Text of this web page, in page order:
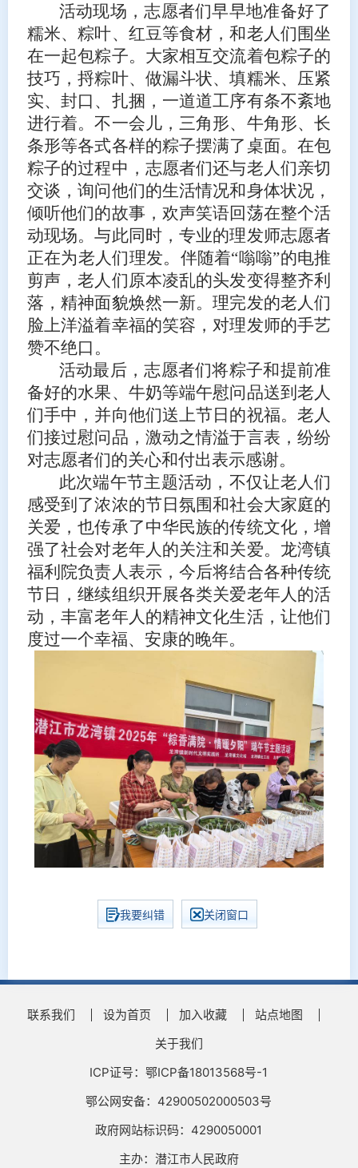
活动现场，志愿者们早早地准备好了
糯米、粽叶、红豆等食材，和老人们围坐
在一起包粽子。大家相互交流着包粽子的
技巧，捋粽叶、做漏斗状、填糯米、压紧
实、封口、扎捆，一道道工序有条不紊地
进行着。不一会儿，三角形、牛角形、长
条形等各式各样的粽子摆满了桌面。在包
粽子的过程中，志愿者们还与老人们亲切
交谈，询问他们的生活情况和身体状况，
倾听他们的故事，欢声笑语回荡在整个活
动现场。与此同时，专业的理发师志愿者
正在为老人们理发。伴随着“嗡嗡”的电推
剪声，老人们原本凌乱的头发变得整齐利
落，精神面貌焕然一新。理完发的老人们
脸上洋溢着幸福的笑容，对理发师的手艺
赞不绝口。
活动最后，志愿者们将粽子和提前准
备好的水果、牛奶等端午慰问品送到老人
们手中，并向他们送上节日的祝福。老人
们接过慰问品，激动之情溢于言表，纷纷
对志愿者们的关心和付出表示感谢。
此次端午节主题活动，不仅让老人们
感受到了浓浓的节日氛围和社会大家庭的
关爱，也传承了中华民族的传统文化，增
强了社会对老年人的关注和关爱。龙湾镇
福利院负责人表示，今后将结合各种传统
节日，继续组织开展各类关爱老年人的活
动，丰富老年人的精神文化生活，让他们
度过一个幸福、安康的晚年。
我要纠错 关闭窗口
联系我们 设为首页 加入收藏
站点地图
关于我们
ICP证号：鄂ICP备18013568号-1
鄂公网安备：42900502000503号
政府网站标识码：4290050001
主办：潜江市人民政府